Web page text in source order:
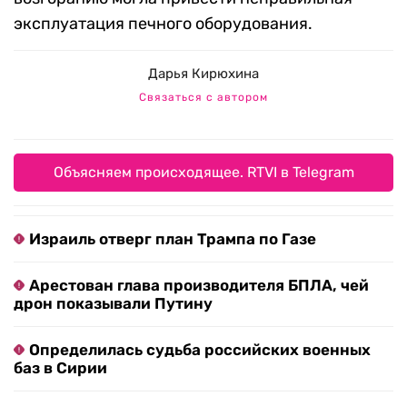
эксплуатация печного оборудования.
Дарья Кирюхина
Связаться с автором
Объясняем происходящее. RTVI в Telegram
Израиль отверг план Трампа по Газе
Арестован глава производителя БПЛА, чей
дрон показывали Путину
Определилась судьба российских военных
баз в Сирии